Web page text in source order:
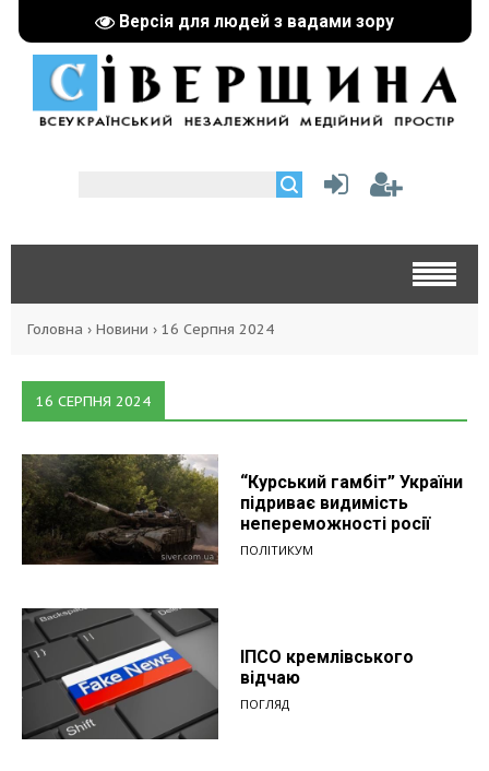
Версія для людей з вадами зору
Головна › Новини › 16 Серпня 2024
16 СЕРПНЯ 2024
“Курський гамбіт” України
підриває видимість
непереможності росії
ПОЛІТИКУМ
ІПСО кремлівського
відчаю
ПОГЛЯД